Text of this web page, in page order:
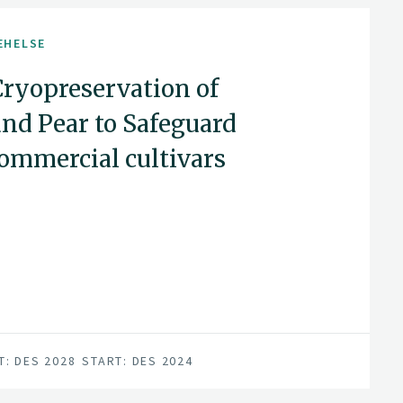
of
Pear to Safeguard
cultivars
DES 2028 START: DES 2024